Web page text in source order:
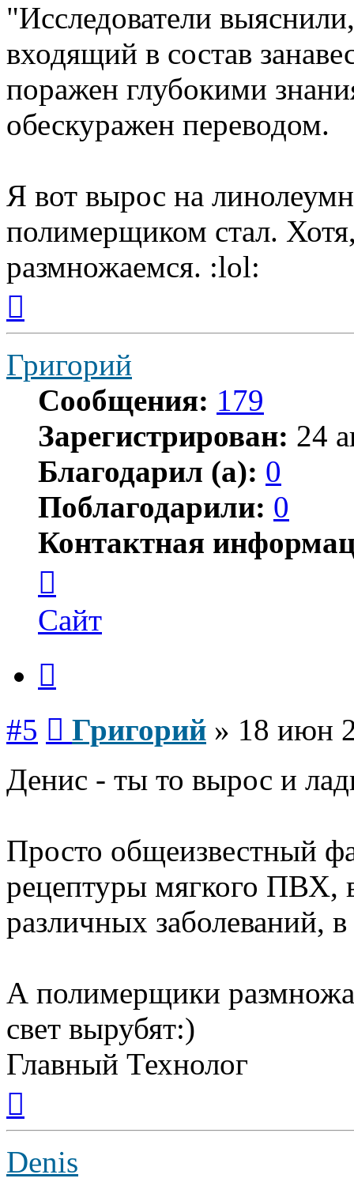
"Исследователи
входящий в состав
поражен глубокими
обескуражен переводом.
Я вот вырос на
полимерщиком стал.
размножаемся. :lol:
началу
Григорий
Сообщения: 179
Зарегистрирован: 24
Благодарил (а): 0
Поблагодарили: 0
Контактная
пользователя
Григорий
Сайт
#5 Григорий » 18 июн
Денис - ты то вырос и
Просто общеизвестный
рецептуры мягкого
различных заболеваний,
А полимерщики
свет вырубят:)
Главный Технолог
началу
Denis